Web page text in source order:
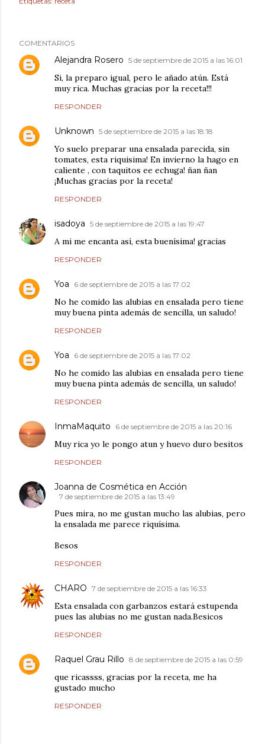
COMENTARIOS
Alejandra Rosero 5 de septiembre de 2015 a las 16:01
Si, la preparo igual, pero le añado atún. Está
muy rica. Muchas gracias por la receta!!!
RESPONDER
Unknown 5 de septiembre de 2015 a las 18:18
Yo suelo preparar una ensalada parecida, sin
tomates, esta riquisima! En invierno la hago en
caliente , con taquitos ee echuga! ñan ñan
¡Muchas gracias por la receta!
RESPONDER
isadoya 5 de septiembre de 2015 a las 19:47
A mi me encanta así, esta buenísima! gracias
RESPONDER
Yoa 6 de septiembre de 2015 a las 17:02
No he comido las alubias en ensalada pero tiene
muy buena pinta además de sencilla, un saludo!
RESPONDER
Yoa 6 de septiembre de 2015 a las 17:02
No he comido las alubias en ensalada pero tiene
muy buena pinta además de sencilla, un saludo!
RESPONDER
InmaMaquito 6 de septiembre de 2015 a las 20:16
Muy rica yo le pongo atun y huevo duro besitos
RESPONDER
Joanna de Cosmética en Acción
7 de septiembre de 2015 a las 13:49
Pues mira, no me gustan mucho las alubias, pero
la ensalada me parece riquísima.
Besos
RESPONDER
CHARO 7 de septiembre de 2015 a las 16:33
Esta ensalada con garbanzos estará estupenda
pues las alubias no me gustan nada.Besicos
RESPONDER
Raquel Grau Rillo 8 de septiembre de 2015 a las 0:59
que ricassss, gracias por la receta, me ha
gustado mucho
RESPONDER